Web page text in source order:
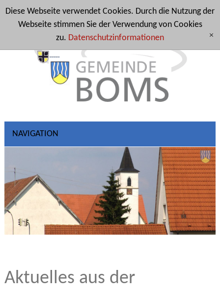
Diese Webseite verwendet Cookies. Durch die Nutzung der
Webseite stimmen Sie der Verwendung von Cookies
zu. Datenschutzinformationen [x]
NAVIGATION
Aktuelles aus der